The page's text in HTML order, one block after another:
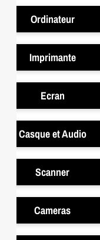
Ordinateur
Imprimante
Ecran
Casque et Audio
Scanner
Cameras